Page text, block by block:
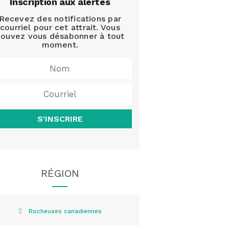
des notifications par
courriel pour cet attrait. Vous
vous désabonner à tout
moment.
S'INSCRIRE
RÉGION
Rocheuses canadiennes